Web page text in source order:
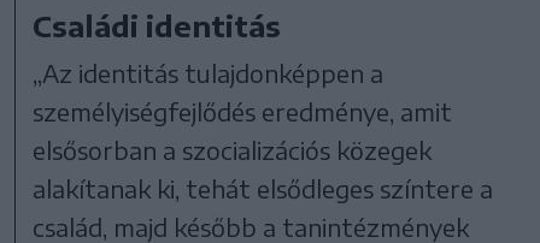
Családi identitás
„Az identitás tulajdonképpen a
személyiségfejlődés eredménye, amit
elsősorban a szocializációs közegek
alakítanak ki, tehát elsődleges színtere a
család, majd később a tanintézmények